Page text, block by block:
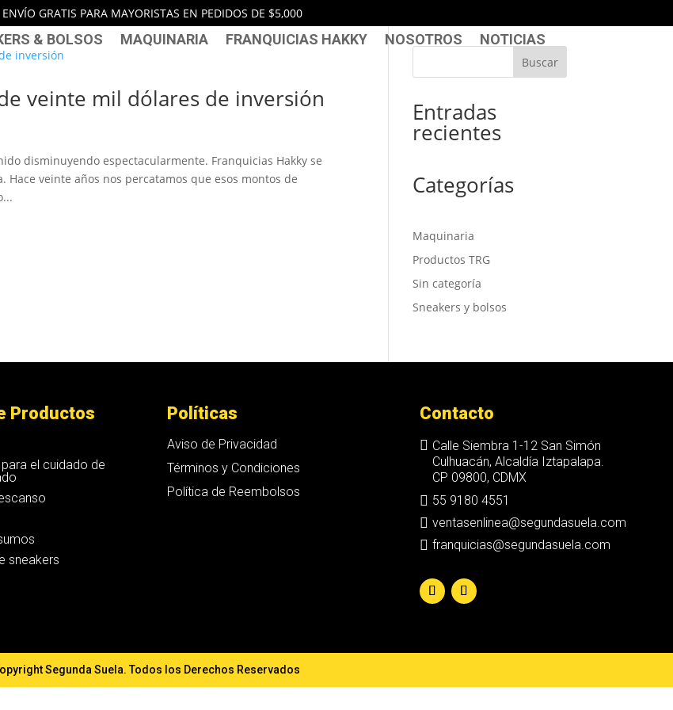
ENVÍO GRATIS PARA MAYORISTAS EN PEDIDOS DE $5,000
& BOLSOS MAQUINARIA FRANQUICIAS HAKKY NOSOTROS NOTICIAS
de veinte mil dólares de inversión
disminuyendo espectacularmente. Franquicias Hakky se
veinte años nos percatamos que esos montos de
Buscar
Entradas
recientes
Categorías
Maquinaria
Productos TRG
Sin categoría
Sneakers y bolsos
Productos
el cuidado de
sneakers
Políticas
Aviso de Privacidad
Términos y Condiciones
Política de Reembolsos
Contacto
 Calle Siembra 1-12 San Simón
Culhuacán, Alcaldía Iztapalapa.
CP 09800, CDMX
 55 9180 4551
 ventasenlinea@segundasuela.com
 franquicias@segundasuela.com
Segunda Suela. Todos los Derechos Reservados